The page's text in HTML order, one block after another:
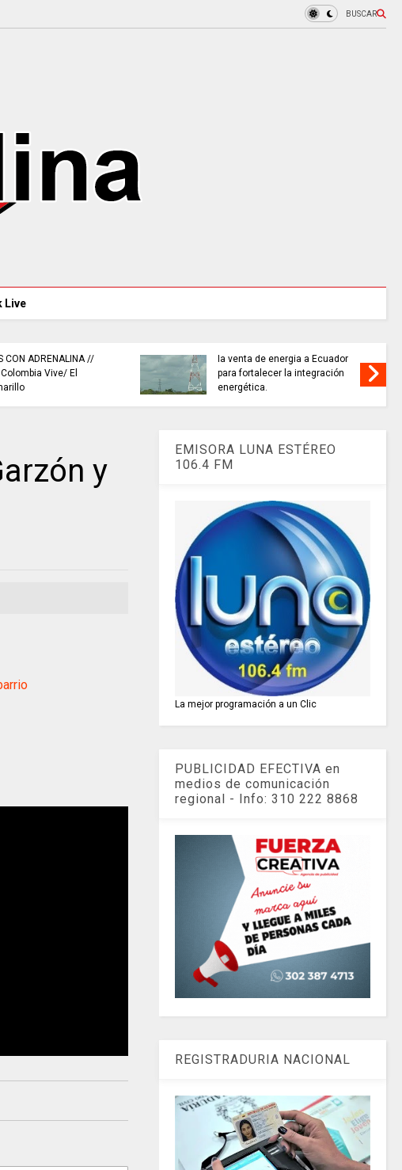
BUSCAR
Live
CON ADRENALINA //
Vive/ El
la venta de energía a Ecuador
para fortalecer la integración
energética.
y
EMISORA LUNA ESTÉREO
106.4 FM
La mejor programación a un Clic
PUBLICIDAD EFECTIVA en
medios de comunicación
regional - Info: 310 222 8868
REGISTRADURIA NACIONAL